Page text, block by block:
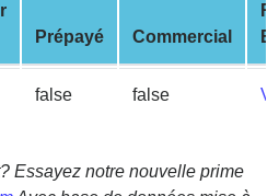
Prépayé Commercial
false false
Essayez notre nouvelle prime